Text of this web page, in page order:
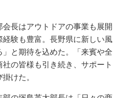
長はアウトドアの事業も展開
経験も豊富。長野県に新しい風
」と期待を込めた。「来賓や全
の皆様も引き続き、サポート
けた。